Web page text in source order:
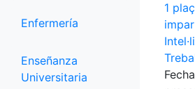
Enfermería
Enseñanza
Universitaria
1